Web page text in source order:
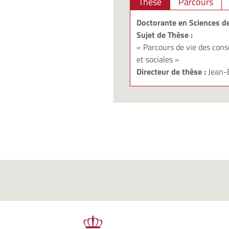
Doctorante en Sciences
Sujet de Thèse :
« Parcours de vie des
et sociales »
Directeur de thèse :